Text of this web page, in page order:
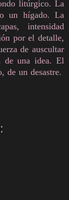
litúrgico. La
un hígado. La
intensidad
por el detalle,
de auscultar
de una idea. El
de un desastre.